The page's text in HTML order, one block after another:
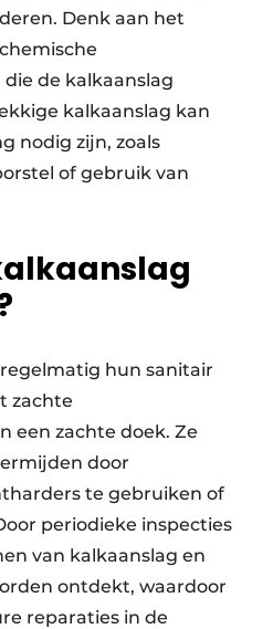
Denk aan het
de kalkaanslag
kalkaanslag kan
nodig zijn, zoals
of gebruik van
hun sanitair
zachte
een zachte doek. Ze
door
te gebruiken of
periodieke inspecties
van kalkaanslag en
ontdekt, waardoor
reparaties in de